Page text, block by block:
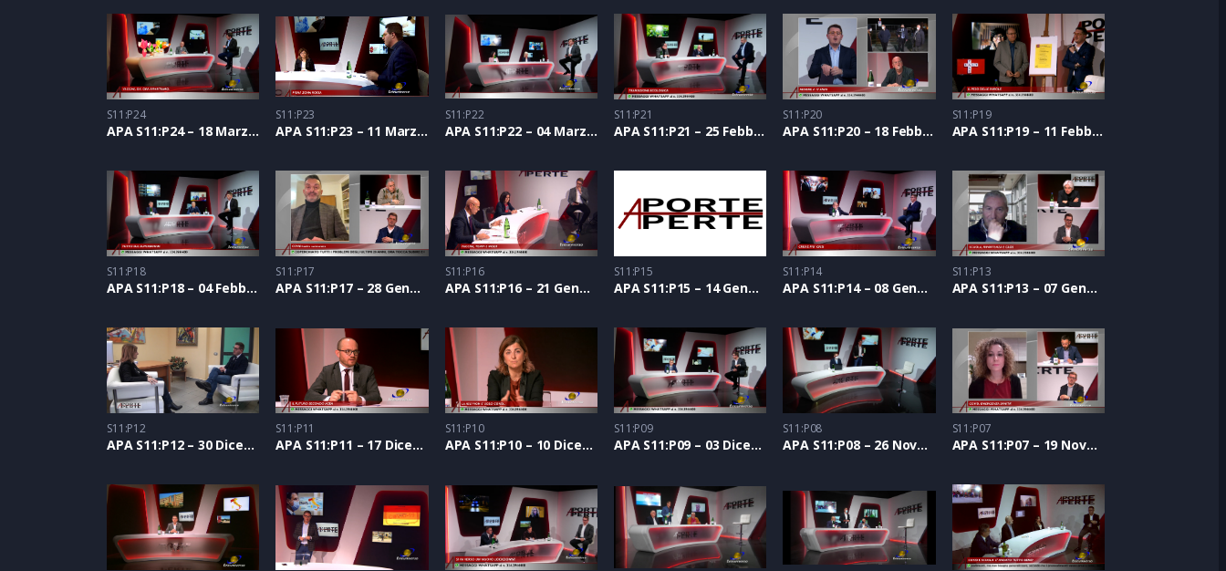
S11:P24
APA S11:P24 – 18 Marzo 2021
S11:P23
APA S11:P23 – 11 Marzo 2021
S11:P22
APA S11:P22 – 04 Marzo 2021
S11:P21
APA S11:P21 – 25 Febbraio 2021
S11:P20
APA S11:P20 – 18 Febbraio 2021
S11:P19
APA S11:P19 – 11 Febbraio 2021
S11:P18
APA S11:P18 – 04 Febbraio 2021
S11:P17
APA S11:P17 – 28 Gennaio 2021
S11:P16
APA S11:P16 – 21 Gennaio 2021
S11:P15
APA S11:P15 – 14 Gennaio 2021
S11:P14
APA S11:P14 – 08 Gennaio 2021
S11:P13
APA S11:P13 – 07 Gennaio 2021
S11:P12
APA S11:P12 – 30 Dicembre 2020
S11:P11
APA S11:P11 – 17 Dicembre 2020
S11:P10
APA S11:P10 – 10 Dicembre 2020
S11:P09
APA S11:P09 – 03 Dicembre 2020
S11:P08
APA S11:P08 – 26 Novembre 2020
S11:P07
APA S11:P07 – 19 Novembre 2020